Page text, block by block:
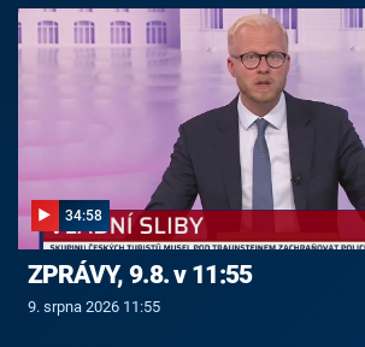
34:58
ZPRÁVY, 9.8. v 11:55
9. srpna 2026 11:55